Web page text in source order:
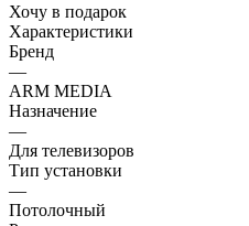
Хочу в подарок
Характеристики
Бренд
—
ARM MEDIA
Назначение
—
Для телевизоров
Тип установки
—
Потолочный